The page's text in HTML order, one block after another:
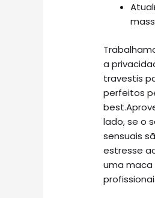
a
travestis
perfeitos
lado, se o
sensuais
estresse
uma maca